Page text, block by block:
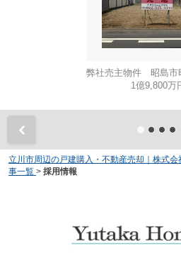
1億9,800万
立川市周辺の戸建購入・不動産売却｜株式
事一覧 > 採用情報